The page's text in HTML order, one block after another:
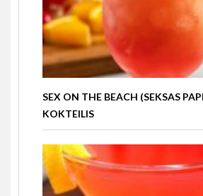
SEX ON THE BEACH (SEKSAS
KOKTEILIS